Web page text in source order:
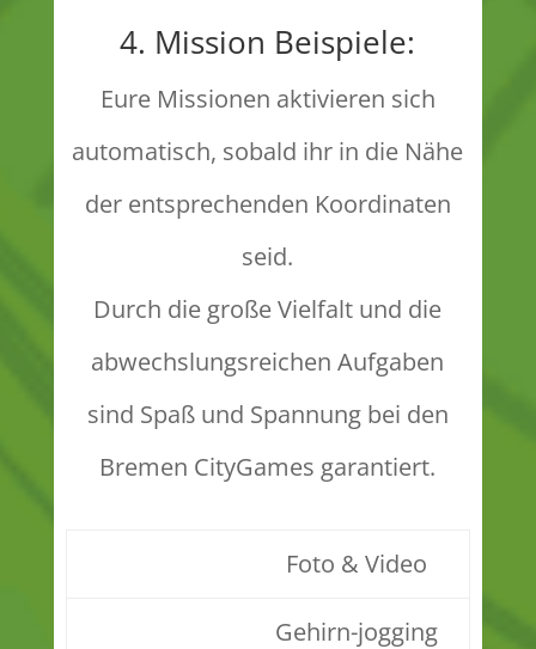
4. Mission Beispiele:
Eure Missionen aktivieren sich
automatisch, sobald ihr in die Nähe
der entsprechenden Koordinaten
seid.
Durch die große Vielfalt und die
abwechslungsreichen Aufgaben
sind Spaß und Spannung bei den
Bremen CityGames garantiert.
Foto & Video
Gehirn-jogging